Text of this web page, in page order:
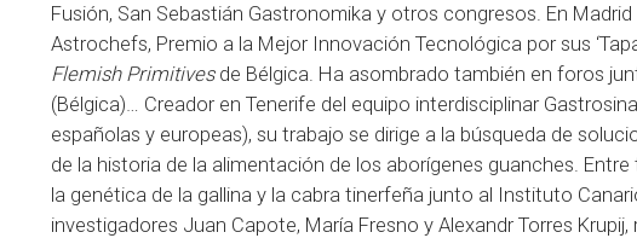
Fusión, San Sebastián Gastronomika y otros congresos. En
Astrochefs, Premio a la Mejor Innovación Tecnológica por sus
Flemish Primitivesde Bélgica. Ha asombrado también en foros
(Bélgica)… Creador en Tenerife del equipo interdisciplinar
españolas y europeas), su trabajo se dirige a la búsqueda de
de la historia de la alimentación de los aborígenes guanches.
la genética de la gallina y la cabra tinerfeña junto al Instituto
investigadores Juan Capote, María Fresno y Alexandr Torres